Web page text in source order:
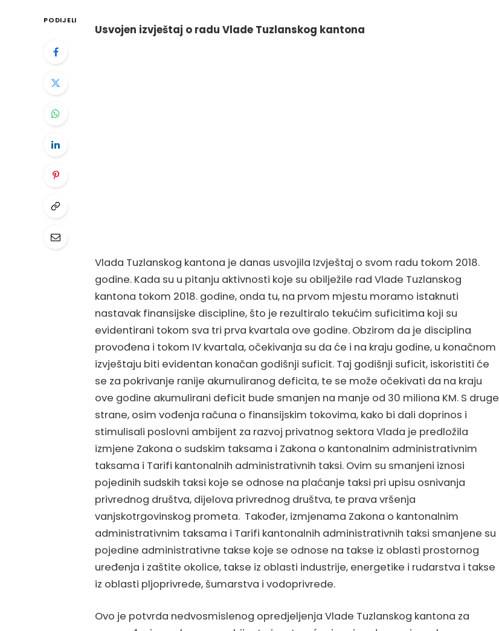
PODIJELI
Usvojen izvještaj o radu Vlade Tuzlanskog kantona
Vlada Tuzlanskog kantona je danas usvojila Izvještaj o svom radu tokom 2018.
godine. Kada su u pitanju aktivnosti koje su obilježile rad Vlade Tuzlanskog
kantona tokom 2018. godine, onda tu, na prvom mjestu moramo istaknuti
nastavak finansijske discipline, što je rezultiralo tekućim suficitima koji su
evidentirani tokom sva tri prva kvartala ove godine. Obzirom da je disciplina
provođena i tokom IV kvartala, očekivanja su da će i na kraju godine, u konačnom
izvještaju biti evidentan konačan godišnji suficit. Taj godišnji suficit, iskoristiti će
se za pokrivanje ranije akumuliranog deficita, te se može očekivati da na kraju
ove godine akumulirani deficit bude smanjen na manje od 30 miliona KM. S druge
strane, osim vođenja računa o finansijskim tokovima, kako bi dali doprinos i
stimulisali poslovni ambijent za razvoj privatnog sektora Vlada je predložila
izmjene Zakona o sudskim taksama i Zakona o kantonalnim administrativnim
taksama i Tarifi kantonalnih administrativnih taksi. Ovim su smanjeni iznosi
pojedinih sudskih taksi koje se odnose na plaćanje taksi pri upisu osnivanja
privrednog društva, dijelova privrednog društva, te prava vršenja
vanjskotrgovinskog prometa. Također, izmjenama Zakona o kantonalnim
administrativnim taksama i Tarifi kantonalnih administrativnih taksi smanjene su
pojedine administrativne takse koje se odnose na takse iz oblasti prostornog
uređenja i zaštite okolice, takse iz oblasti industrije, energetike i rudarstva i takse
iz oblasti pljoprivrede, šumarstva i vodoprivrede.
Ovo je potvrda nedvosmislenog opredjeljenja Vlade Tuzlanskog kantona za